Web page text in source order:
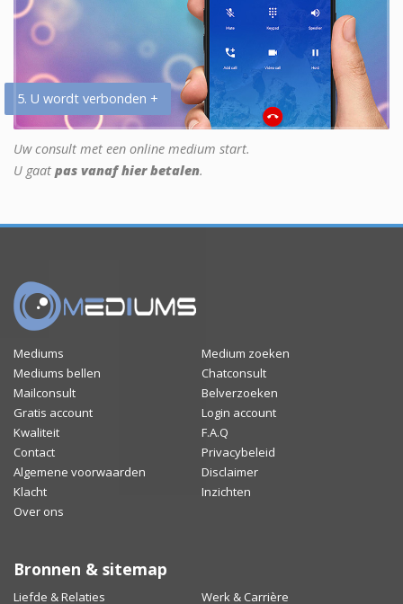
5. U wordt verbonden +
Uw consult met een online medium start.
U gaat pas vanaf hier betalen.
Mediums
Medium zoeken
Mediums bellen
Chatconsult
Mailconsult
Belverzoeken
Gratis account
Login account
Kwaliteit
F.A.Q
Contact
Privacybeleid
Algemene voorwaarden
Disclaimer
Klacht
Inzichten
Over ons
Bronnen & sitemap
Liefde & Relaties Werk & Carrière